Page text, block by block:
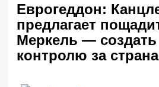
Еврогеддон:
предлагает
Меркель — создать
контролю за